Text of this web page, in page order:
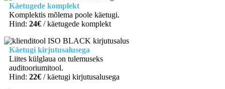
Käetugede komplekt
Komplektis mõlema poole käetugi.
Hind: 24€ / käetugede komplekt
Käetugi kirjutusalusega
Liites külglaua on tulemuseks
auditooriumitool.
Hind: 22€ / käetugi kirjutusalusega